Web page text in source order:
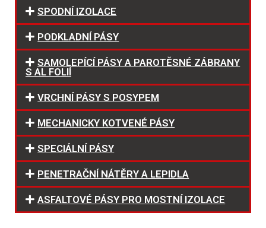
SPODNÍ IZOLACE
PODKLADNÍ PÁSY
SAMOLEPÍCÍ PÁSY A PAROTĚSNÉ ZÁBRANY
S AL FOLIÍ
VRCHNÍ PÁSY S POSYPEM
MECHANICKY KOTVENÉ PÁSY
SPECIÁLNÍ PÁSY
PENETRAČNÍ NÁTĚRY A LEPIDLA
ASFALTOVÉ PÁSY PRO MOSTNÍ IZOLACE